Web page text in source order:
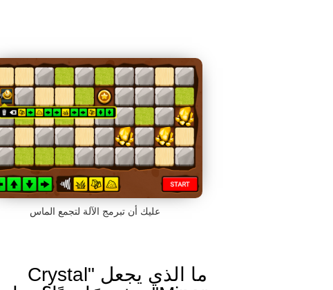
عليك أن تبرمج الآلة لتجمع الماس
ما الذي يجعل "Crystal